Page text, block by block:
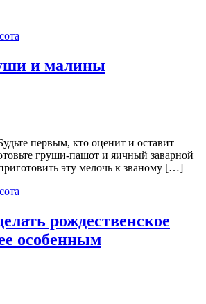
и малины
первым, кто оценит и оставит
груши-пашот и яичный заварной
эту мелочь к званому […]
рождественское
особенным